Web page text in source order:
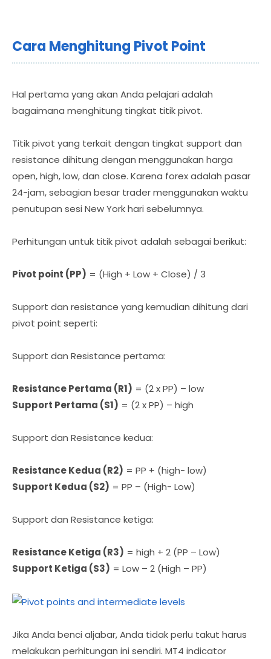
Cara Menghitung Pivot Point
Hal pertama yang akan Anda pelajari adalah
bagaimana menghitung tingkat titik pivot.
Titik pivot yang terkait dengan tingkat support dan
resistance dihitung dengan menggunakan harga
open, high, low, dan close. Karena forex adalah pasar
24-jam, sebagian besar trader menggunakan waktu
penutupan sesi New York hari sebelumnya.
Perhitungan untuk titik pivot adalah sebagai berikut:
Pivot point (PP) = (High + Low + Close) / 3
Support dan resistance yang kemudian dihitung dari
pivot point seperti:
Support dan Resistance pertama:
Resistance Pertama (R1) = (2 x PP) – low
Support Pertama (S1) = (2 x PP) – high
Support dan Resistance kedua:
Resistance Kedua (R2) = PP + (high- low)
Support Kedua (S2) = PP – (High- Low)
Support dan Resistance ketiga:
Resistance Ketiga (R3) = high + 2 (PP – Low)
Support Ketiga (S3) = Low – 2 (High – PP)
Jika Anda benci aljabar, Anda tidak perlu takut harus
melakukan perhitungan ini sendiri. MT4 indicator